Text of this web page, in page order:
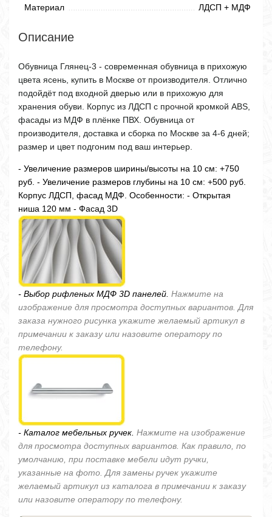
Материал ЛДСП + МДФ
Описание
Обувница Глянец-3 - современная обувница в прихожую
цвета ясень, купить в Москве от производителя. Отлично
подойдёт под входной дверью или в прихожую для
хранения обуви. Корпус из ЛДСП с прочной кромкой ABS,
фасады из МДФ в плёнке ПВХ. Обувница от
производителя, доставка и сборка по Москве за 4-6 дней;
размер и цвет подгоним под ваш интерьер.
- Увеличение размеров ширины/высоты на 10 см: +750
руб. - Увеличение размеров глубины на 10 см: +500 руб.
Корпус ЛДСП, фасад МДФ. Особенности: - Открытая
ниша 120 мм - Фасад 3D
- Выбор рифленых МДФ 3D панелей. Нажмите на
изображение для просмотра доступных вариантов. Для
заказа нужного рисунка укажите желаемый артикул в
примечании к заказу или назовите оператору по
телефону.
- Каталог мебельных ручек. Нажмите на изображение
для просмотра доступных вариантов. Как правило, по
умолчанию, при поставке мебели идут ручки,
указанные на фото. Для замены ручек укажите
желаемый артикул из каталога в примечании к заказу
или назовите оператору по телефону.